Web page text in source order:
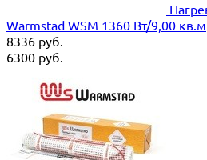
Warmstad WSM 1360 Вт/9,00 кв.м
8336 руб.
6300 руб.